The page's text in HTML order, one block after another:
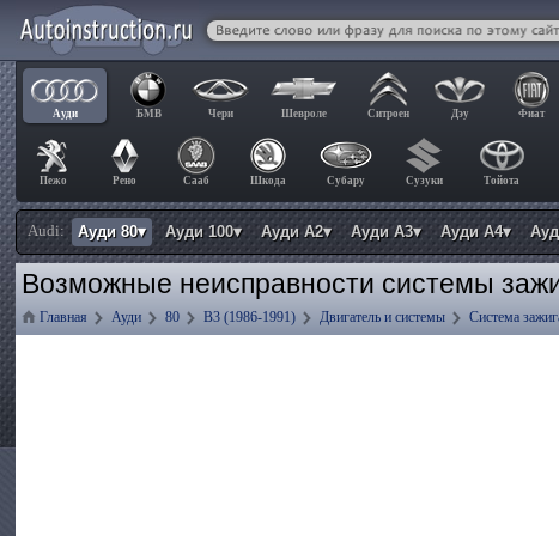
Ауди БМВ Чери Шевроле Ситроен Дэу Фиат
Пежо Рено Сааб Шкода Субару Сузуки Тойота
Audi: Ауди 80▾ Ауди 100▾ Ауди А2▾ Ауди А3▾ Ауди А4▾
Возможные неисправности системы
Главная Ауди 80 B3 (1986-1991) Двигатель и системы Система